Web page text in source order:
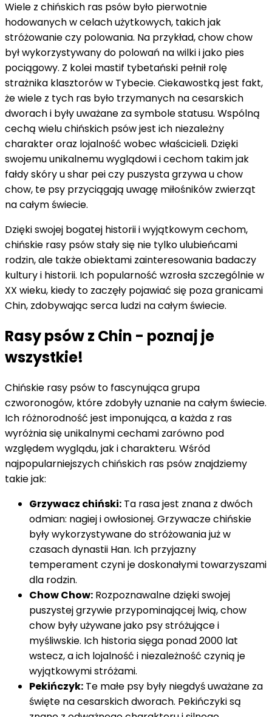
Wiele z chińskich ras psów było pierwotnie
hodowanych w celach użytkowych, takich jak
stróżowanie czy polowania. Na przykład, chow chow
był wykorzystywany do polowań na wilki i jako pies
pociągowy. Z kolei mastif tybetański pełnił rolę
strażnika klasztorów w Tybecie. Ciekawostką jest fakt,
że wiele z tych ras było trzymanych na cesarskich
dworach i były uważane za symbole statusu. Wspólną
cechą wielu chińskich psów jest ich niezależny
charakter oraz lojalność wobec właścicieli. Dzięki
swojemu unikalnemu wyglądowi i cechom takim jak
fałdy skóry u shar pei czy puszysta grzywa u chow
chow, te psy przyciągają uwagę miłośników zwierząt
na całym świecie.
Dzięki swojej bogatej historii i wyjątkowym cechom,
chińskie rasy psów stały się nie tylko ulubieńcami
rodzin, ale także obiektami zainteresowania badaczy
kultury i historii. Ich popularność wzrosła szczególnie w
XX wieku, kiedy to zaczęły pojawiać się poza granicami
Chin, zdobywając serca ludzi na całym świecie.
Rasy psów z Chin - poznaj je
wszystkie!
Chińskie rasy psów to fascynująca grupa
czworonogów, które zdobyły uznanie na całym świecie.
Ich różnorodność jest imponująca, a każda z ras
wyróżnia się unikalnymi cechami zarówno pod
względem wyglądu, jak i charakteru. Wśród
najpopularniejszych chińskich ras psów znajdziemy
takie jak:
Grzywacz chiński: Ta rasa jest znana z dwóch
odmian: nagiej i owłosionej. Grzywacze chińskie
były wykorzystywane do stróżowania już w
czasach dynastii Han. Ich przyjazny
temperament czyni je doskonałymi towarzyszami
dla rodzin.
Chow Chow: Rozpoznawalne dzięki swojej
puszystej grzywie przypominającej lwią, chow
chow były używane jako psy stróżujące i
myśliwskie. Ich historia sięga ponad 2000 lat
wstecz, a ich lojalność i niezależność czynią je
wyjątkowymi stróżami.
Pekińczyk: Te małe psy były niegdyś uważane za
święte na cesarskich dworach. Pekińczyki są